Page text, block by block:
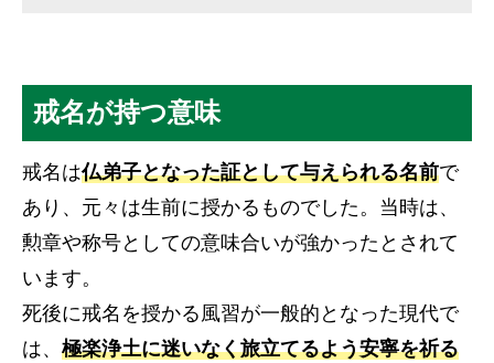
戒名が持つ意味
戒名は仏弟子となった証として与えられる名前で
あり、元々は生前に授かるものでした。当時は、
勲章や称号としての意味合いが強かったとされて
います。
死後に戒名を授かる風習が一般的となった現代で
は、 極楽浄土に迷いなく旅立てるよう安寧を祈る